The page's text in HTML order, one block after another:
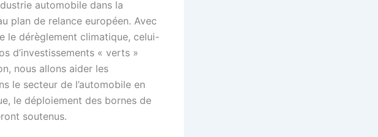
automobile dans la
plan de relance européen. Avec
le dérèglement climatique, celui-
d’investissements « verts »
nous allons aider les
le secteur de l’automobile en
le déploiement des bornes de
soutenus.